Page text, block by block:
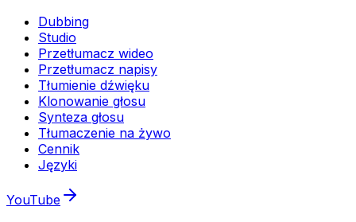
Dubbing
Studio
Przetłumacz wideo
Przetłumacz napisy
Tłumienie dźwięku
Klonowanie głosu
Synteza głosu
Tłumaczenie na żywo
Cennik
Języki
YouTube